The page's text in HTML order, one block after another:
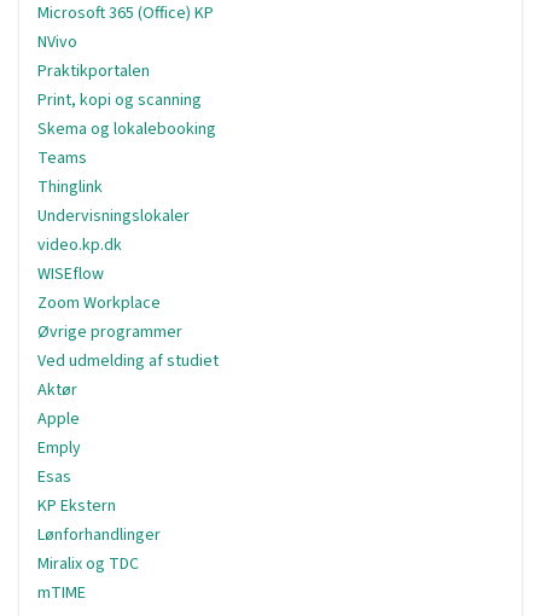
Microsoft 365 (Office) KP
NVivo
Praktikportalen
Print, kopi og scanning
Skema og lokalebooking
Teams
Thinglink
Undervisningslokaler
video.kp.dk
WISEflow
Zoom Workplace
Øvrige programmer
Ved udmelding af studiet
Aktør
Apple
Emply
Esas
KP Ekstern
Lønforhandlinger
Miralix og TDC
mTIME